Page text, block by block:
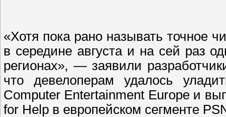
«Хотя пока рано называть точное
в середине августа и на сей раз
регионах», — заявили
что девелоперам удалось
Computer Entertainment Europe и
for Help в европейском сегменте